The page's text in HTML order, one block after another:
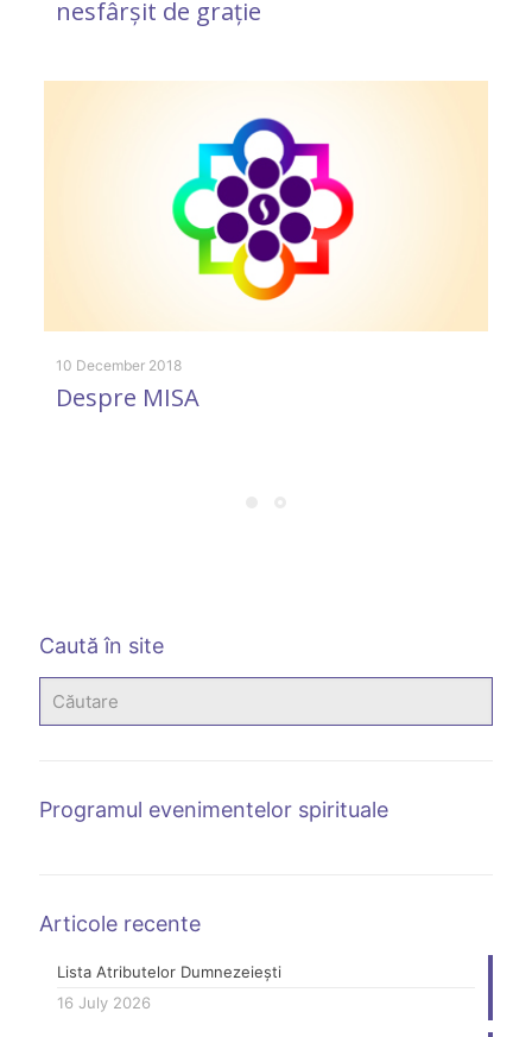
nesfârșit de grație
10 December 2018
Despre MISA
Caută în site
Programul evenimentelor spirituale
Articole recente
Lista Atributelor Dumnezeiești
16 July 2026